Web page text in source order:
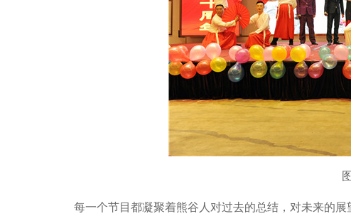
每一个节目都凝聚着熊谷人对过去的总结，对未来的